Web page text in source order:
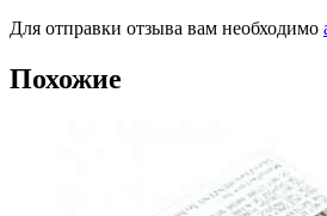
Для отправки отзыва вам необходимо
Похожие